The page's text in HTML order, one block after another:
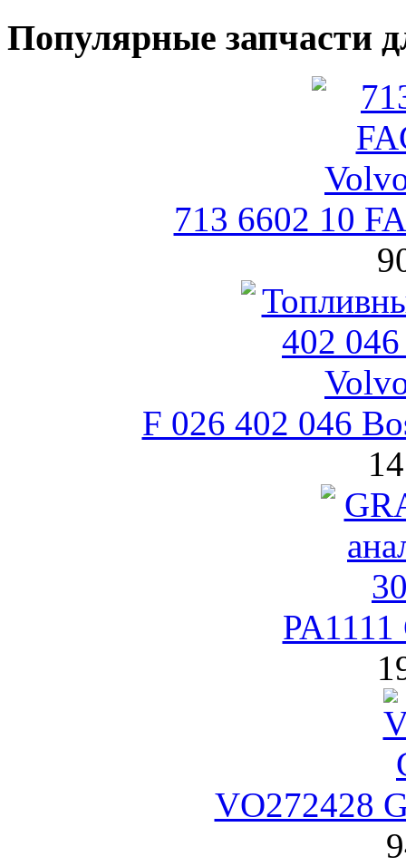
Популярные запчасти
713 6602 10
F 026 402 046
VO272428